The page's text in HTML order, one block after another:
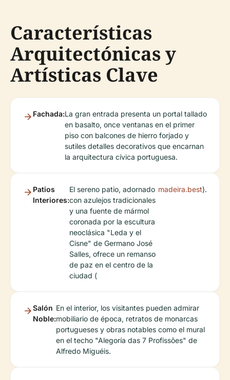
Características
Arquitectónicas y
Artísticas Clave
Fachada:La gran entrada presenta un portal tallado
en basalto, once ventanas en el primer
piso con balcones de hierro forjado y
sutiles detalles decorativos que encarnan
la arquitectura cívica portuguesa.
Patios
Interiores:
El sereno patio, adornado
con azulejos tradicionales
y una fuente de mármol
coronada por la escultura
neoclásica "Leda y el
Cisne" de Germano José
Salles, ofrece un remanso
de paz en el centro de la
ciudad (
madeira.best).
Salón
Noble:
En el interior, los visitantes pueden admirar
mobiliario de época, retratos de monarcas
portugueses y obras notables como el mural
en el techo "Alegoría das 7 Profissões" de
Alfredo Miguéis.